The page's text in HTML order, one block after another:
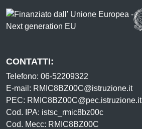
CONTATTI:
Telefono: 06-52209322
E-mail: RMIC8BZ00C@istruzione.it
PEC: RMIC8BZ00C@pec.istruzione.it
Cod. IPA: istsc_rmic8bz00c
Cod. Mecc: RMIC8BZ00C